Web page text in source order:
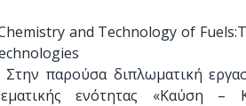
and Technology of
Στην παρούσα διπλωματική
ενότητας «Καύση